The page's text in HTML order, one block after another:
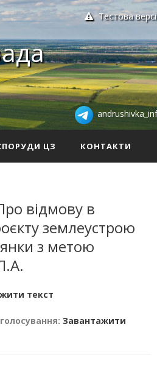
Тестова
ЦЗ КОНТАКТИ
відмову в
землеустрою
з метою
текст
Завантажити